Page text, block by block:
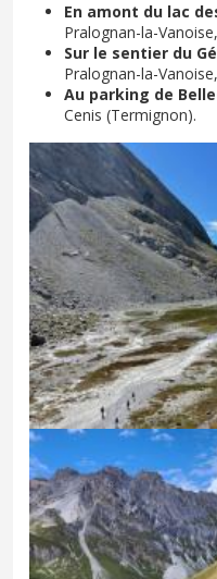
En amont du lac
Pralognan-la-Vanoise,
Sur le sentier du
Pralognan-la-Vanoise,
Au parking de
Cenis (Termignon).